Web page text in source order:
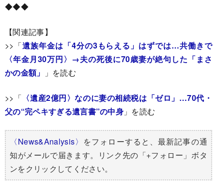
◆◆◆
【関連記事】
>>「遺族年金は「4分の3もらえる」はずでは…共働きで
〈年金月30万円〉→夫の死後に70歳妻が絶句した「まさ
かの金額」
」を読む
>>「 〈遺産2億円〉なのに妻の相続税は「ゼロ」…70代・
父の“完ペキすぎる遺言書”の中身 」を読む
〈News&Analysis〉 をフォローすると、最新記事の通
知がメールで届きます。リンク先の「+フォロー」ボタ
ンをクリックしてください。